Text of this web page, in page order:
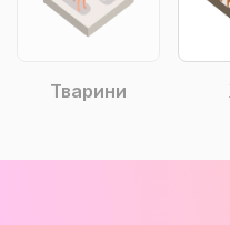
Тварини